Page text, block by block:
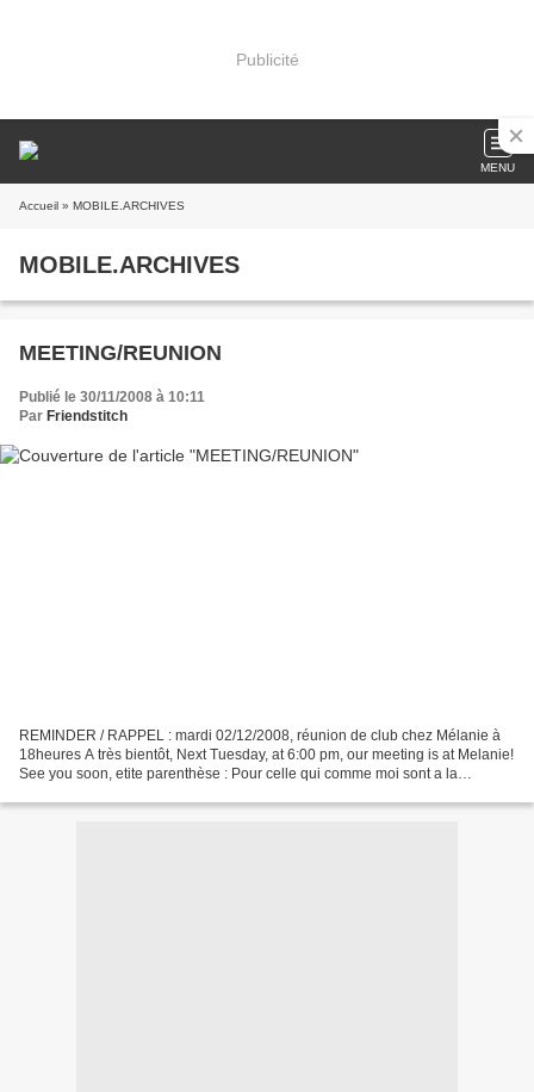
Publicité
MENU
Accueil » MOBILE.ARCHIVES
MOBILE.ARCHIVES
MEETING/REUNION
Publié le 30/11/2008 à 10:11
Par Friendstitch
REMINDER / RAPPEL : mardi 02/12/2008, réunion de club chez Mélanie à
18heures A très bientôt, Next Tuesday, at 6:00 pm, our meeting is at Melanie!
See you soon, etite parenthèse : Pour celle qui comme moi sont a la